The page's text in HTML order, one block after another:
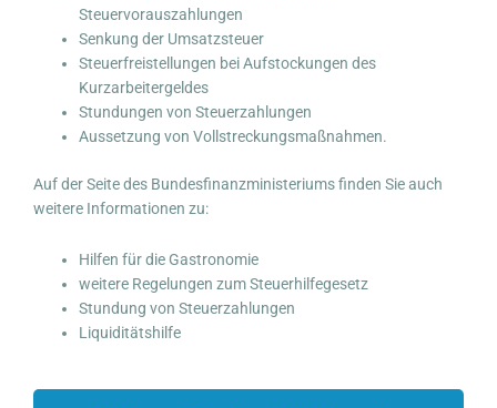
Steuervorauszahlungen
Senkung der Umsatzsteuer
Steuerfreistellungen bei Aufstockungen des
Kurzarbeitergeldes
Stundungen von Steuerzahlungen
Aussetzung von Vollstreckungsmaßnahmen.
Auf der Seite des Bundesfinanzministeriums finden Sie auch
weitere Informationen zu:
Hilfen für die Gastronomie
weitere Regelungen zum Steuerhilfegesetz
Stundung von Steuerzahlungen
Liquiditätshilfe